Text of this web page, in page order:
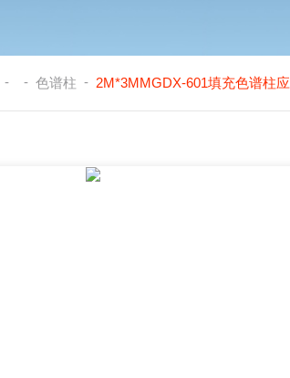
- - 色谱柱 - 2M*3MMGDX-601填充色谱柱